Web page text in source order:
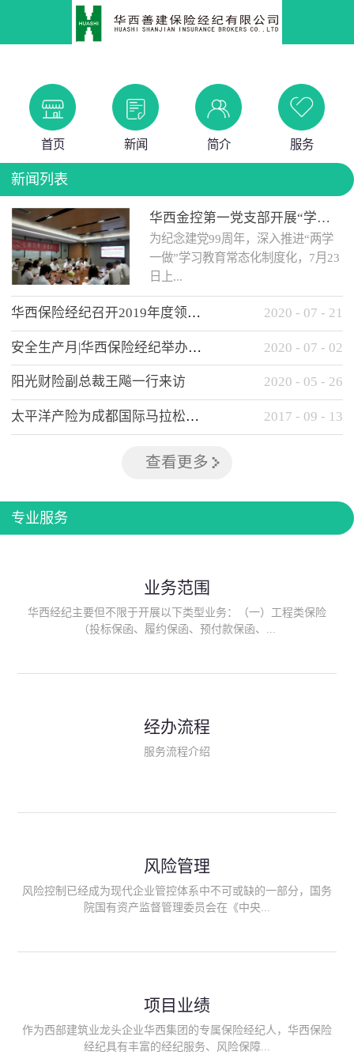
首页 新闻 简介 服务
新闻列表
华西金控第一党支部开展“学党史 知党情 做合格党员”主题教育工作会
为纪念建党99周年，深入推进“两学
一做”学习教育常态化制度化，7月23
日上...
午，华西金控第一党支部举办了“学
党史、知党情、...
华西保险经纪召开2019年度领导班子述职考核工作会 2020 - 07 - 21
安全生产月|华西保险经纪举办应急消防安全知识培训 2020 - 07 - 02
阳光财险副总裁王飚一行来访 2020 - 05 - 26
太平洋产险为成都国际马拉松提供全方位保险保障 2017 - 09 - 13
查看更多
专业服务
业务范围
华西经纪主要但不限于开展以下类型业务：（一）工程类保险
（投标保函、履约保函、预付款保函、...
险、政府公共安全责任保险/自然灾害公众责任保险、精神病监护
人责任险、首台套/首版次保险、科技保险等）；（三）传统财产
险产品；（六）保险招投标业务。随着业务的开展，华西经纪会
供专业、优质的保险经纪服务。
经办流程
服务流程介绍
风险管理
风险控制已经成为现代企业管控体系中不可或缺的一部分，国务
院国有资产监督管理委员会在《中央...
能够为客户降低风险管理成本，提高经营效率；能够为企业提供
从风险评估、风险分析、风险防范、风险转移到灾后防损、索赔
等全方位、全过程、专家式的服务，拓展和深化由保险公司提供
项目业绩
作为西部建筑业龙头企业华西集团的专属保险经纪人，华西保险
经纪具有丰富的经纪服务、风险保障...